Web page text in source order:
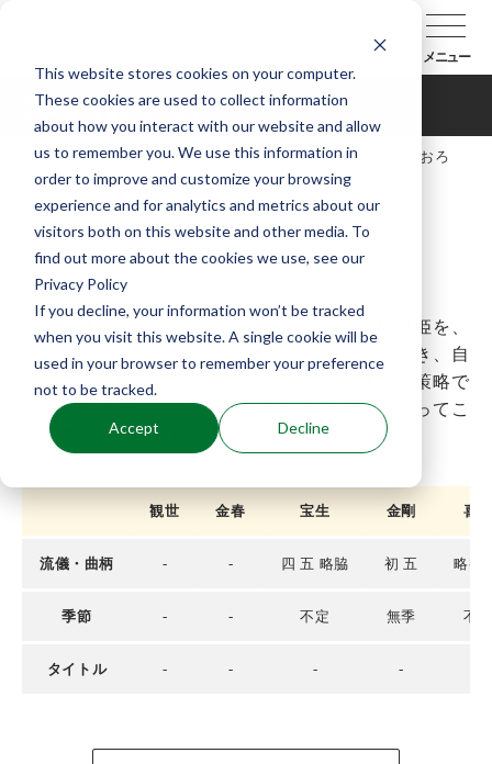
This website stores cookies on your computer.
These cookies are used to collect information
about how you interact with our website and allow
us to remember you. We use this information in
order to improve and customize your browsing
experience and for analytics and metrics about our
visitors both on this website and other media. To
find out more about the cookies we use, see our
Privacy Policy
If you decline, your information won’t be tracked
when you visit this website. A single cookie will be
used in your browser to remember your preference
not to be tracked.
Accept Decline
メニュー
大蛇（おろち）
TOP 能楽辞典 曲目データベース
大蛇（おろ
ち）
（すさのお）は、ある老夫婦の娘稲田姫を、
簸の川上に住む八岐大蛇が狙っていることを聞き、自
分がこの大蛇を退治するという。
は、策略で
大蛇を酔わせて退治し、その尾にあった剣を取ってこ
れを叢雲（むらくも）の剣と名付けた。
観世 金春 宝生 金剛 喜
流儀・曲柄 - - 四 五 略脇 初 五 略初
季節 - - 不定 無季 不
タイトル - - - -